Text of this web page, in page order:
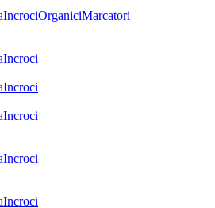
IncrociOrganiciMarcatori
Incroci
Incroci
Incroci
Incroci
Incroci